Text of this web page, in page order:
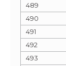
489
490
491
492
493